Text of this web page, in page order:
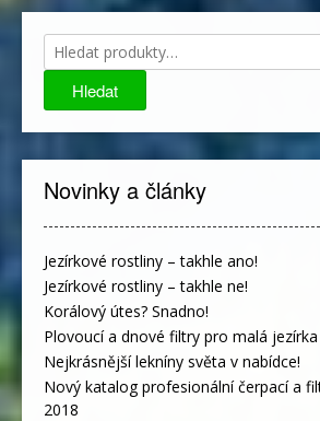
Hledat:
Hledat
Novinky a články
Jezírkové rostliny – takhle ano!
Jezírkové rostliny – takhle ne!
Korálový útes? Snadno!
Plovoucí a dnové filtry pro malá jezírka
Nejkrásnější lekníny světa v nabídce!
Nový katalog profesionální čerpací a
2018